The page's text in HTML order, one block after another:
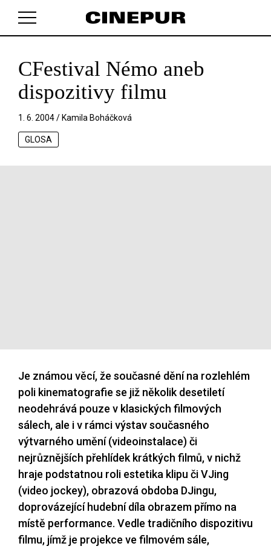
V košíku zatím nemáte žádné položky.
CFestival Némo aneb
dispozitivy filmu
1. 6. 2004 / Kamila Boháčková
GLOSA
Je známou věcí, že současné dění na rozlehlém
poli kinematografie se již několik desetiletí
neodehrává pouze v klasických filmových
sálech, ale i v rámci výstav současného
výtvarného umění (videoinstalace) či
nejrůznějších přehlídek krátkých filmů, v nichž
hraje podstatnou roli estetika klipu či VJing
(video jockey), obrazová obdoba DJingu,
doprovázející hudební díla obrazem přímo na
místě performance. Vedle tradičního dispozitivu
filmu, jímž je projekce ve filmovém sále,